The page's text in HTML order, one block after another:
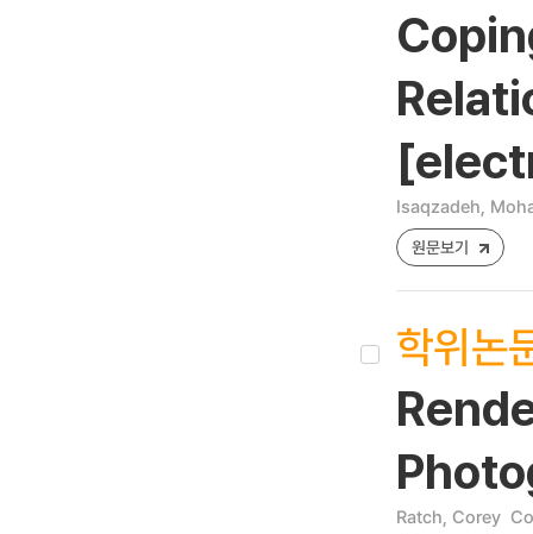
Isaqzadeh,
원문보기
학위논
Ratch, Corey